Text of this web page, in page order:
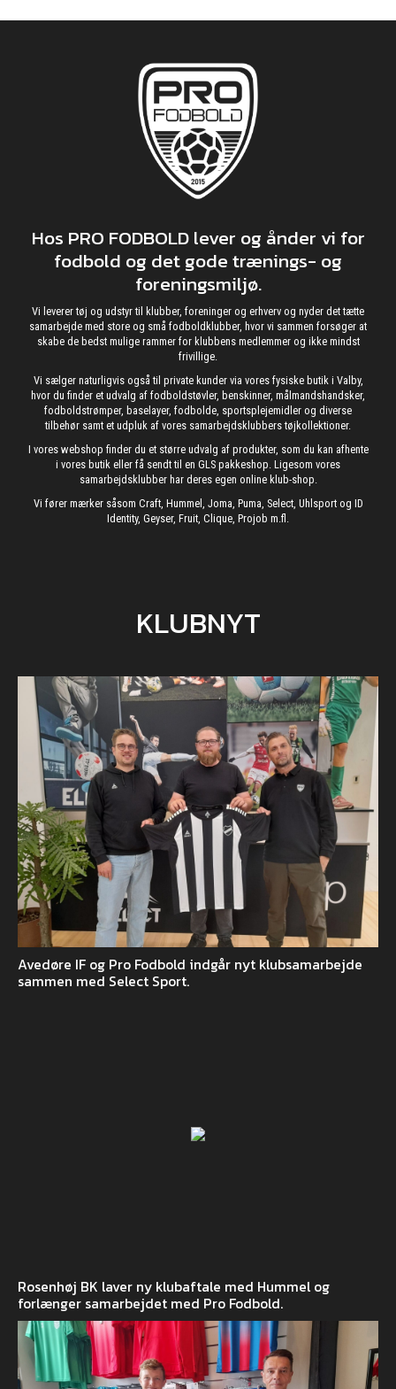
Hos PRO FODBOLD lever og ånder vi for
fodbold og det gode trænings- og
foreningsmiljø.
Vi leverer tøj og udstyr til klubber, foreninger og erhverv og nyder det tætte
samarbejde med store og små fodboldklubber, hvor vi sammen forsøger at
skabe de bedst mulige rammer for klubbens medlemmer og ikke mindst
frivillige.
Vi sælger naturligvis også til private kunder via vores fysiske butik i Valby,
hvor du finder et udvalg af fodboldstøvler, benskinner, målmandshandsker,
fodboldstrømper, baselayer, fodbolde, sportsplejemidler og diverse
tilbehør samt et udpluk af vores samarbejdsklubbers tøjkollektioner.
I vores webshop finder du et større udvalg af produkter, som du kan afhente
i vores butik eller få sendt til en GLS pakkeshop. Ligesom vores
samarbejdsklubber har deres egen online klub-shop.
Vi fører mærker såsom Craft, Hummel, Joma, Puma, Select, Uhlsport og ID
Identity, Geyser, Fruit, Clique, Projob m.fl.
KLUBNYT
Avedøre IF og Pro Fodbold indgår nyt klubsamarbejde
sammen med Select Sport.
Rosenhøj BK laver ny klubaftale med Hummel og
forlænger samarbejdet med Pro Fodbold.